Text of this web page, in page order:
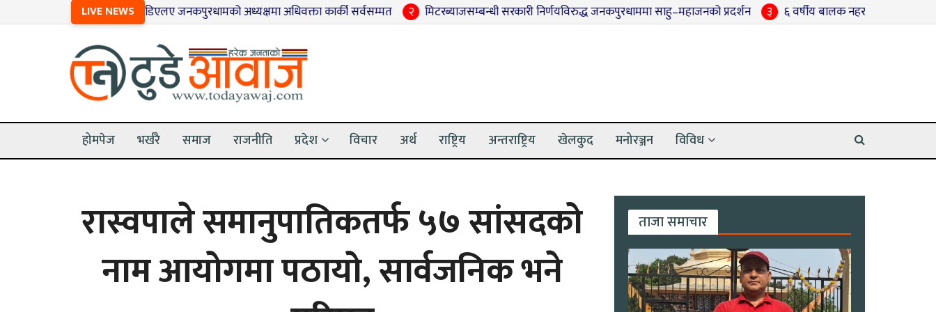
LIVE NEWS
१ डिएलए जनकपुरधामको अध्यक्षमा अधिवक्ता कार्की सर्वसम्मत २ मिटरब्याजसम्बन्धी सरकारी निर्णयविरुद्ध जनकपुरधाममा साहु–महाजनको प्रदर्शन ३ ६ वर्षीय बालक नहरमा मृत फेला
होमपेज भर्खरै समाज राजनीति प्रदेश विचार अर्थ राष्ट्रिय अन्तराष्ट्रिय खेलकुद मनोरञ्जन विविध
रास्वपाले समानुपातिकतर्फ ५७ सांसदको
नाम आयोगमा पठायो, सार्वजनिक भने
ताजा समाचार